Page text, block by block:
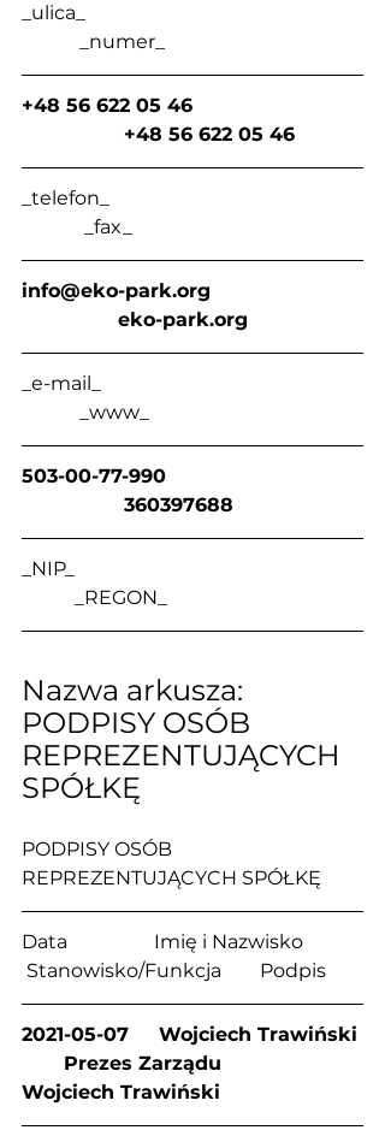
_ulica_
            _numer_
+48 56 622 05 46
                 +48 56 622 05 46
_telefon_
             _fax_
info@eko-park.org
                eko-park.org
_e-mail_
            _www_
503-00-77-990
                 360397688
_NIP_
           _REGON_
Nazwa arkusza:
PODPISY OSÓB
REPREZENTUJĄCYCH
SPÓŁKĘ
PODPISY OSÓB
REPREZENTUJĄCYCH SPÓŁKĘ
Data                  Imię i Nazwisko
Stanowisko/Funkcja        Podpis
2021-05-07     Wojciech Trawiński
       Prezes Zarządu
Wojciech Trawiński